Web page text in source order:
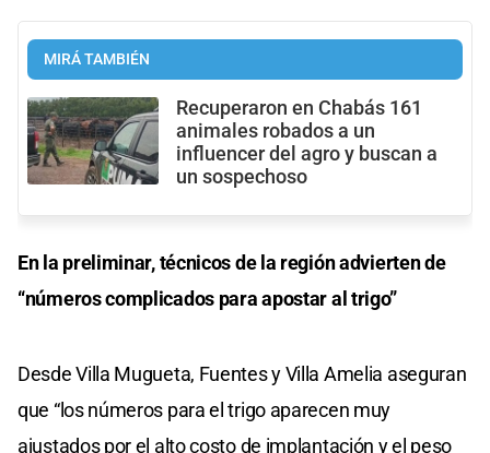
MIRÁ TAMBIÉN
Recuperaron en Chabás 161
animales robados a un
influencer del agro y buscan a
un sospechoso
En la preliminar, técnicos de la región advierten de
“números complicados para apostar al trigo”
Desde Villa Mugueta, Fuentes y Villa Amelia aseguran
que “los números para el trigo aparecen muy
ajustados por el alto costo de implantación y el peso